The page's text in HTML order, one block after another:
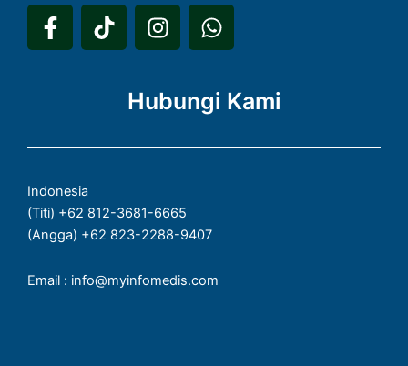
F
a
o
-
f
T
i
I
n
a
r
W
h
s
p
Hubungi Kami
Indonesia
(Titi) +62 812-3681-6665
(Angga) +62 823-2288-9407
Email : info@myinfomedis.com